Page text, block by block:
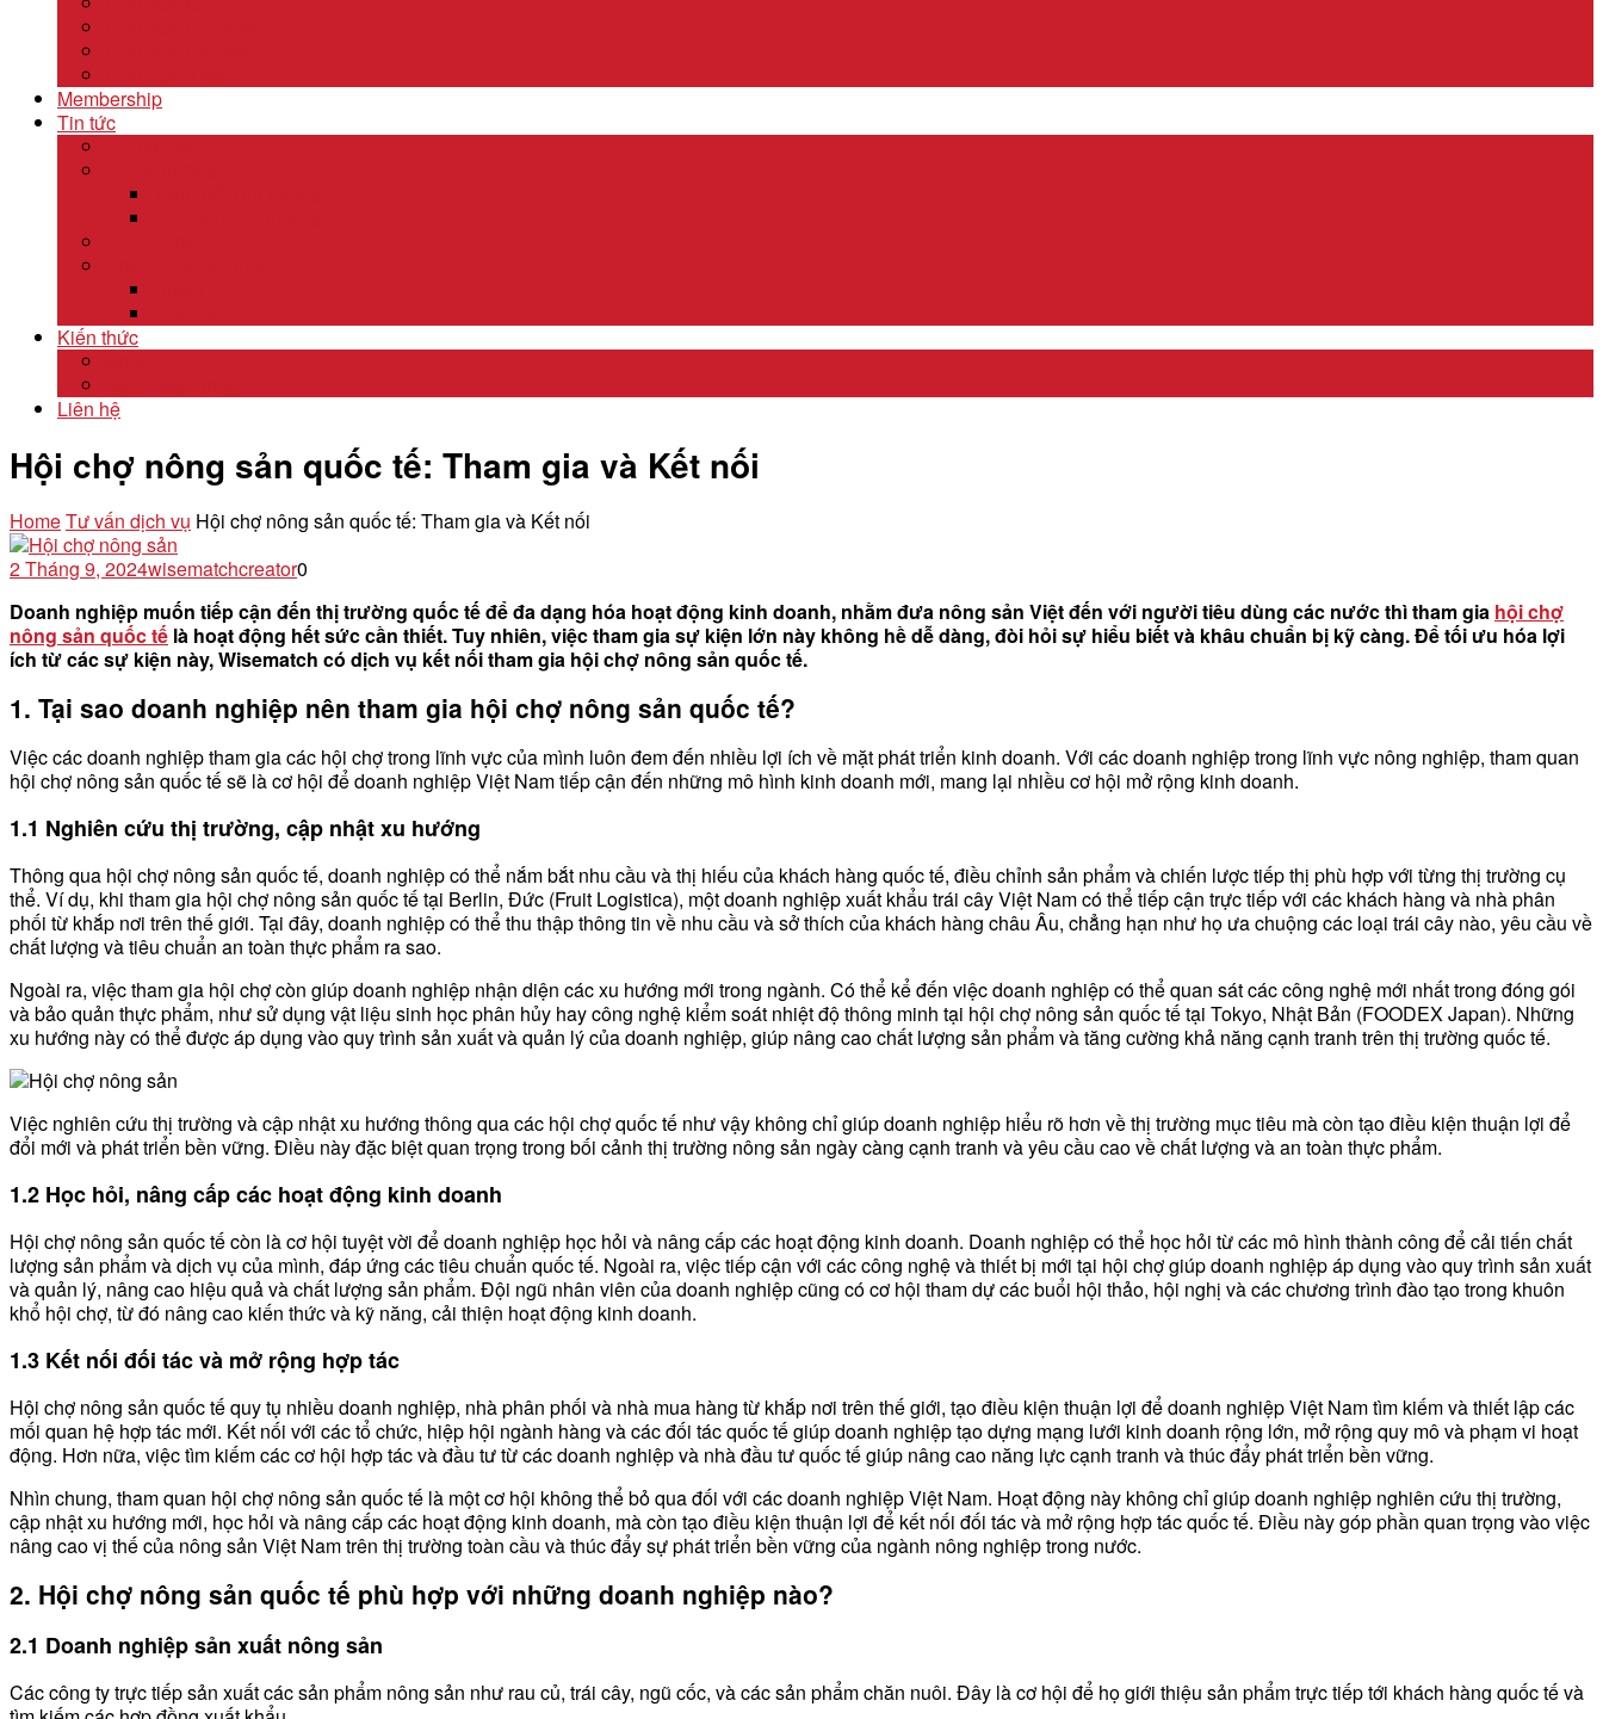
Membership
Tin tức
Kiến thức
Liên hệ
Hội chợ nông sản quốc tế: Tham gia và Kết nối
HomeTư vấn dịch vụ Hội chợ nông sản quốc tế: Tham gia và Kết nối
2 Tháng 9, 2024wisematchcreator0
Doanh nghiệp muốn tiếp cận đến thị trường quốc tế để đa dạng hóa hoạt động kinh doanh, nhằm đưa nông sản Việt đến với người tiêu dùng các nước thì tham gia hội chợ
nông sản quốc tế là hoạt động hết sức cần thiết. Tuy nhiên, việc tham gia sự kiện lớn này không hề dễ dàng, đòi hỏi sự hiểu biết và khâu chuẩn bị kỹ càng. Để tối ưu hóa lợi
ích từ các sự kiện này, Wisematch có dịch vụ kết nối tham gia hội chợ nông sản quốc tế.
1. Tại sao doanh nghiệp nên tham gia hội chợ nông sản quốc tế?
Việc các doanh nghiệp tham gia các hội chợ trong lĩnh vực của mình luôn đem đến nhiều lợi ích về mặt phát triển kinh doanh. Với các doanh nghiệp trong lĩnh vực nông nghiệp, tham quan
hội chợ nông sản quốc tế sẽ là cơ hội để doanh nghiệp Việt Nam tiếp cận đến những mô hình kinh doanh mới, mang lại nhiều cơ hội mở rộng kinh doanh.
1.1 Nghiên cứu thị trường, cập nhật xu hướng
Thông qua hội chợ nông sản quốc tế, doanh nghiệp có thể nắm bắt nhu cầu và thị hiếu của khách hàng quốc tế, điều chỉnh sản phẩm và chiến lược tiếp thị phù hợp với từng thị trường cụ
thể. Ví dụ, khi tham gia hội chợ nông sản quốc tế tại Berlin, Đức (Fruit Logistica), một doanh nghiệp xuất khẩu trái cây Việt Nam có thể tiếp cận trực tiếp với các khách hàng và nhà phân
phối từ khắp nơi trên thế giới. Tại đây, doanh nghiệp có thể thu thập thông tin về nhu cầu và sở thích của khách hàng châu Âu, chẳng hạn như họ ưa chuộng các loại trái cây nào, yêu cầu về
chất lượng và tiêu chuẩn an toàn thực phẩm ra sao.
Ngoài ra, việc tham gia hội chợ còn giúp doanh nghiệp nhận diện các xu hướng mới trong ngành. Có thể kể đến việc doanh nghiệp có thể quan sát các công nghệ mới nhất trong đóng gói
và bảo quản thực phẩm, như sử dụng vật liệu sinh học phân hủy hay công nghệ kiểm soát nhiệt độ thông minh tại hội chợ nông sản quốc tế tại Tokyo, Nhật Bản (FOODEX Japan). Những
xu hướng này có thể được áp dụng vào quy trình sản xuất và quản lý của doanh nghiệp, giúp nâng cao chất lượng sản phẩm và tăng cường khả năng cạnh tranh trên thị trường quốc tế.
Việc nghiên cứu thị trường và cập nhật xu hướng thông qua các hội chợ quốc tế như vậy không chỉ giúp doanh nghiệp hiểu rõ hơn về thị trường mục tiêu mà còn tạo điều kiện thuận lợi để
đổi mới và phát triển bền vững. Điều này đặc biệt quan trọng trong bối cảnh thị trường nông sản ngày càng cạnh tranh và yêu cầu cao về chất lượng và an toàn thực phẩm.
1.2 Học hỏi, nâng cấp các hoạt động kinh doanh
Hội chợ nông sản quốc tế còn là cơ hội tuyệt vời để doanh nghiệp học hỏi và nâng cấp các hoạt động kinh doanh. Doanh nghiệp có thể học hỏi từ các mô hình thành công để cải tiến chất
lượng sản phẩm và dịch vụ của mình, đáp ứng các tiêu chuẩn quốc tế. Ngoài ra, việc tiếp cận với các công nghệ và thiết bị mới tại hội chợ giúp doanh nghiệp áp dụng vào quy trình sản xuất
và quản lý, nâng cao hiệu quả và chất lượng sản phẩm. Đội ngũ nhân viên của doanh nghiệp cũng có cơ hội tham dự các buổi hội thảo, hội nghị và các chương trình đào tạo trong khuôn
khổ hội chợ, từ đó nâng cao kiến thức và kỹ năng, cải thiện hoạt động kinh doanh.
1.3 Kết nối đối tác và mở rộng hợp tác
Hội chợ nông sản quốc tế quy tụ nhiều doanh nghiệp, nhà phân phối và nhà mua hàng từ khắp nơi trên thế giới, tạo điều kiện thuận lợi để doanh nghiệp Việt Nam tìm kiếm và thiết lập các
mối quan hệ hợp tác mới. Kết nối với các tổ chức, hiệp hội ngành hàng và các đối tác quốc tế giúp doanh nghiệp tạo dựng mạng lưới kinh doanh rộng lớn, mở rộng quy mô và phạm vi hoạt
động. Hơn nữa, việc tìm kiếm các cơ hội hợp tác và đầu tư từ các doanh nghiệp và nhà đầu tư quốc tế giúp nâng cao năng lực cạnh tranh và thúc đẩy phát triển bền vững.
Nhìn chung, tham quan hội chợ nông sản quốc tế là một cơ hội không thể bỏ qua đối với các doanh nghiệp Việt Nam. Hoạt động này không chỉ giúp doanh nghiệp nghiên cứu thị trường,
cập nhật xu hướng mới, học hỏi và nâng cấp các hoạt động kinh doanh, mà còn tạo điều kiện thuận lợi để kết nối đối tác và mở rộng hợp tác quốc tế. Điều này góp phần quan trọng vào việc
nâng cao vị thế của nông sản Việt Nam trên thị trường toàn cầu và thúc đẩy sự phát triển bền vững của ngành nông nghiệp trong nước.
2. Hội chợ nông sản quốc tế phù hợp với những doanh nghiệp nào?
2.1 Doanh nghiệp sản xuất nông sản
Các công ty trực tiếp sản xuất các sản phẩm nông sản như rau củ, trái cây, ngũ cốc, và các sản phẩm chăn nuôi. Đây là cơ hội để họ giới thiệu sản phẩm trực tiếp tới khách hàng quốc tế và